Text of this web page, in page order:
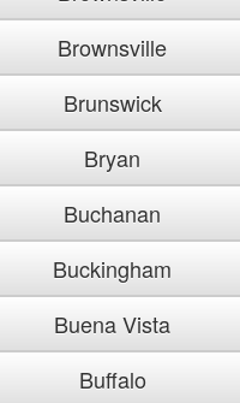
Brownsville
Brunswick
Bryan
Buchanan
Buckingham
Buena Vista
Buffalo